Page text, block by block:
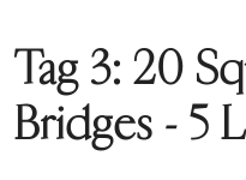
Tag 3: 20
Bridges - 5